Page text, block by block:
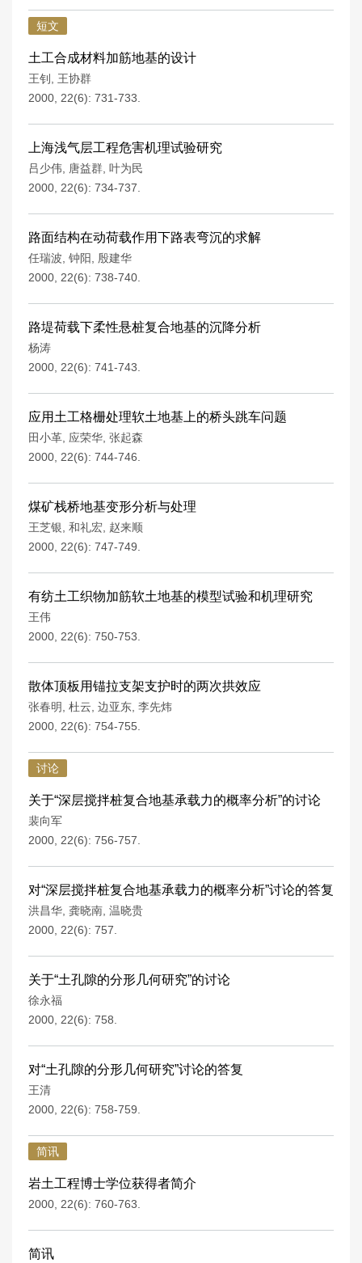
短文
土工合成材料加筋地基的设计
王钊
王协群
2000, 22(6): 731-733.
上海浅气层工程危害机理试验研究
吕少伟 唐益群 叶为民
2000, 22(6): 734-737.
路面结构在动荷载作用下路表弯沉的求解
任瑞波 钟阳
殷建华
2000, 22(6): 738-740.
路堤荷载下柔性悬桩复合地基的沉降分析
杨涛
2000, 22(6): 741-743.
应用土工格栅处理软土地基上的桥头跳车问题
田小革 应荣华 张起森
2000, 22(6): 744-746.
煤矿栈桥地基变形分析与处理
王芝银 和礼宏
赵来顺
2000, 22(6): 747-749.
有纺土工织物加筋软土地基的模型试验和机理研究
王伟
2000, 22(6): 750-753.
散体顶板用锚拉支架支护时的两次拱效应
张春明 杜云 边亚东 李先炜
2000, 22(6): 754-755.
讨论
关于“深层搅拌桩复合地基承载力的概率分析”的讨论
裴向军
2000, 22(6): 756-757.
对“深层搅拌桩复合地基承载力的概率分析”讨论的答复
洪昌华 龚晓南 温晓贵
2000, 22(6): 757.
关于“土孔隙的分形几何研究”的讨论
徐永福
2000, 22(6): 758.
对“土孔隙的分形几何研究”讨论的答复
王清
2000, 22(6): 758-759.
简讯
岩土工程博士学位获得者简介
2000, 22(6): 760-763.
简讯